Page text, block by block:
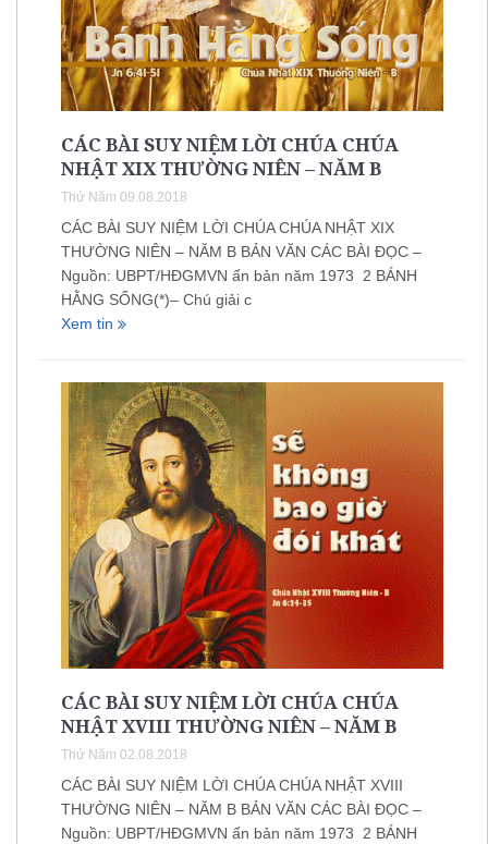
CÁC BÀI SUY NIỆM LỜI CHÚA CHÚA
NHẬT XIX THƯỜNG NIÊN – NĂM B
Thứ Năm 09.08.2018
CÁC BÀI SUY NIỆM LỜI CHÚA CHÚA NHẬT XIX
THƯỜNG NIÊN – NĂM B BẢN VĂN CÁC BÀI ĐỌC –
Nguồn: UBPT/HĐGMVN ấn bản năm 1973 2 BÁNH
HẰNG SỐNG(*)– Chú giải c
Xem tin
CÁC BÀI SUY NIỆM LỜI CHÚA CHÚA
NHẬT XVIII THƯỜNG NIÊN – NĂM B
Thứ Năm 02.08.2018
CÁC BÀI SUY NIỆM LỜI CHÚA CHÚA NHẬT XVIII
THƯỜNG NIÊN – NĂM B BẢN VĂN CÁC BÀI ĐỌC –
Nguồn: UBPT/HĐGMVN ấn bản năm 1973 2 BÁNH